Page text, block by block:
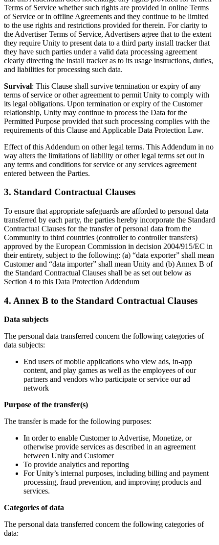
Terms of Service whether such rights are provided in online Terms
of Service or in offline Agreements and they continue to be limited
to the use rights and restrictions provided for therein. For clarity to
the Advertiser Terms of Service, Advertisers agree that to the extent
they require Unity to present data to a third party install tracker that
they have such parties under a valid data processing agreement
clearly directing the install tracker as to its usage instructions, duties,
and liabilities for processing such data.
Survival: This Clause shall survive termination or expiry of any
terms of service or other agreement to permit Unity to comply with
its legal obligations. Upon termination or expiry of the Customer
relationship, Unity may continue to process the Data for the
Permitted Purpose provided that such processing complies with the
requirements of this Clause and Applicable Data Protection Law.
Effect of this Addendum on other legal terms. This Addendum in no
way alters the limitations of liability or other legal terms set out in
any terms and conditions for service or any services agreement
entered between the Parties.
3. Standard Contractual Clauses
To ensure that appropriate safeguards are afforded to personal data
transferred by each party, the parties hereby incorporate the Standard
Contractual Clauses for the transfer of personal data from the
Community to third countries (controller to controller transfers)
approved by the European Commission in decision 2004/915/EC in
their entirety, subject to the following: (a) “data exporter” shall mean
Customer and “data importer” shall mean Unity and (b) Annex B of
the Standard Contractual Clauses shall be as set out below as
Section 4 to this Data Protection Addendum
4. Annex B to the Standard Contractual Clauses
Data subjects
The personal data transferred concern the following categories of
data subjects:
End users of mobile applications who view ads, in-app
content, and play games as well as the employees of our
partners and vendors who participate or service our ad
network
Purpose of the transfer(s)
The transfer is made for the following purposes:
In order to enable Customer to Advertise, Monetize, or
otherwise provide services as described in an agreement
between Unity and Customer
To provide analytics and reporting
For Unity’s internal purposes, including billing and payment
processing, fraud prevention, and improving products and
services.
Categories of data
The personal data transferred concern the following categories of
data: